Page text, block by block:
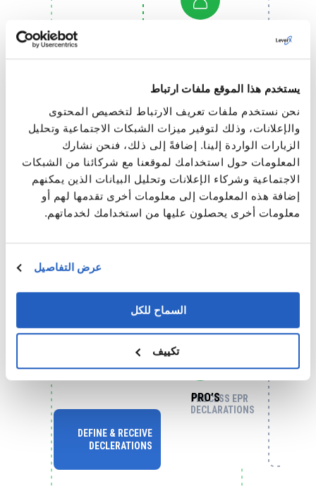
يستخدم هذا الموقع ملفات ارتباط
نحن نستخدم ملفات تعريف الارتباط لتخصيص المحتوى
والإعلانات، وذلك لتوفير ميزات الشبكات الاجتماعية وتحليل
الزيارات الواردة إلينا. إضافةً إلى ذلك، فنحن نشارك
المعلومات حول استخدامك لموقعنا مع شركائنا من الشبكات
الاجتماعية وشركاء الإعلانات وتحليل البيانات الذين يمكنهم
إضافة هذه المعلومات إلى معلومات أخرى تقدمها لهم أو
معلومات أخرى يحصلون عليها من استخدامك لخدماتهم.
عرض التفاصيل
السماح للكل
تكييف
INTELLIGENT
EPR
PROCESSING
PROCESS EPR
DECLARATIONS
PRO’S
DEFINE & RECEIVE
DECLERATIONS
HANDLE “ISSUES” (IF
NOT FIXED BY EPR
PLATFORM)
TEST RUN OF EPR
DECLARATIONS
EPR DECLARATION